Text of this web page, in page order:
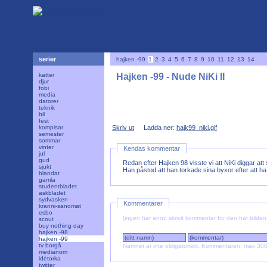
serier
katter
djur
fobi
media
datorer
teknik
bil
fest
kompisar
semester
sommar
vinter
jul
gud
sjukt
blandat
gamla
studentbladet
askbladet
sydvasken
kranni-sanomat
esbo
scout
buy nothing day
hajken -98
hajken -99
tv borgå
medianom
idétorka
twitter
hajken -99 1 2 3 4 5 6 7 8 9 10 11 12 13 14
Hajken -99 - Nude NiKi II
Skriv ut Ladda ner: hajk99_niki.gif
Kendas kommentar
Redan efter Hajken 98 visste vi att NiKi diggar
Han påstod att han torkade sina byxor efter att
Kommentarer
(ingen har ännu skrivit kommentar för den här
Namnet är inte obligatoriskt. Kommentaren: max